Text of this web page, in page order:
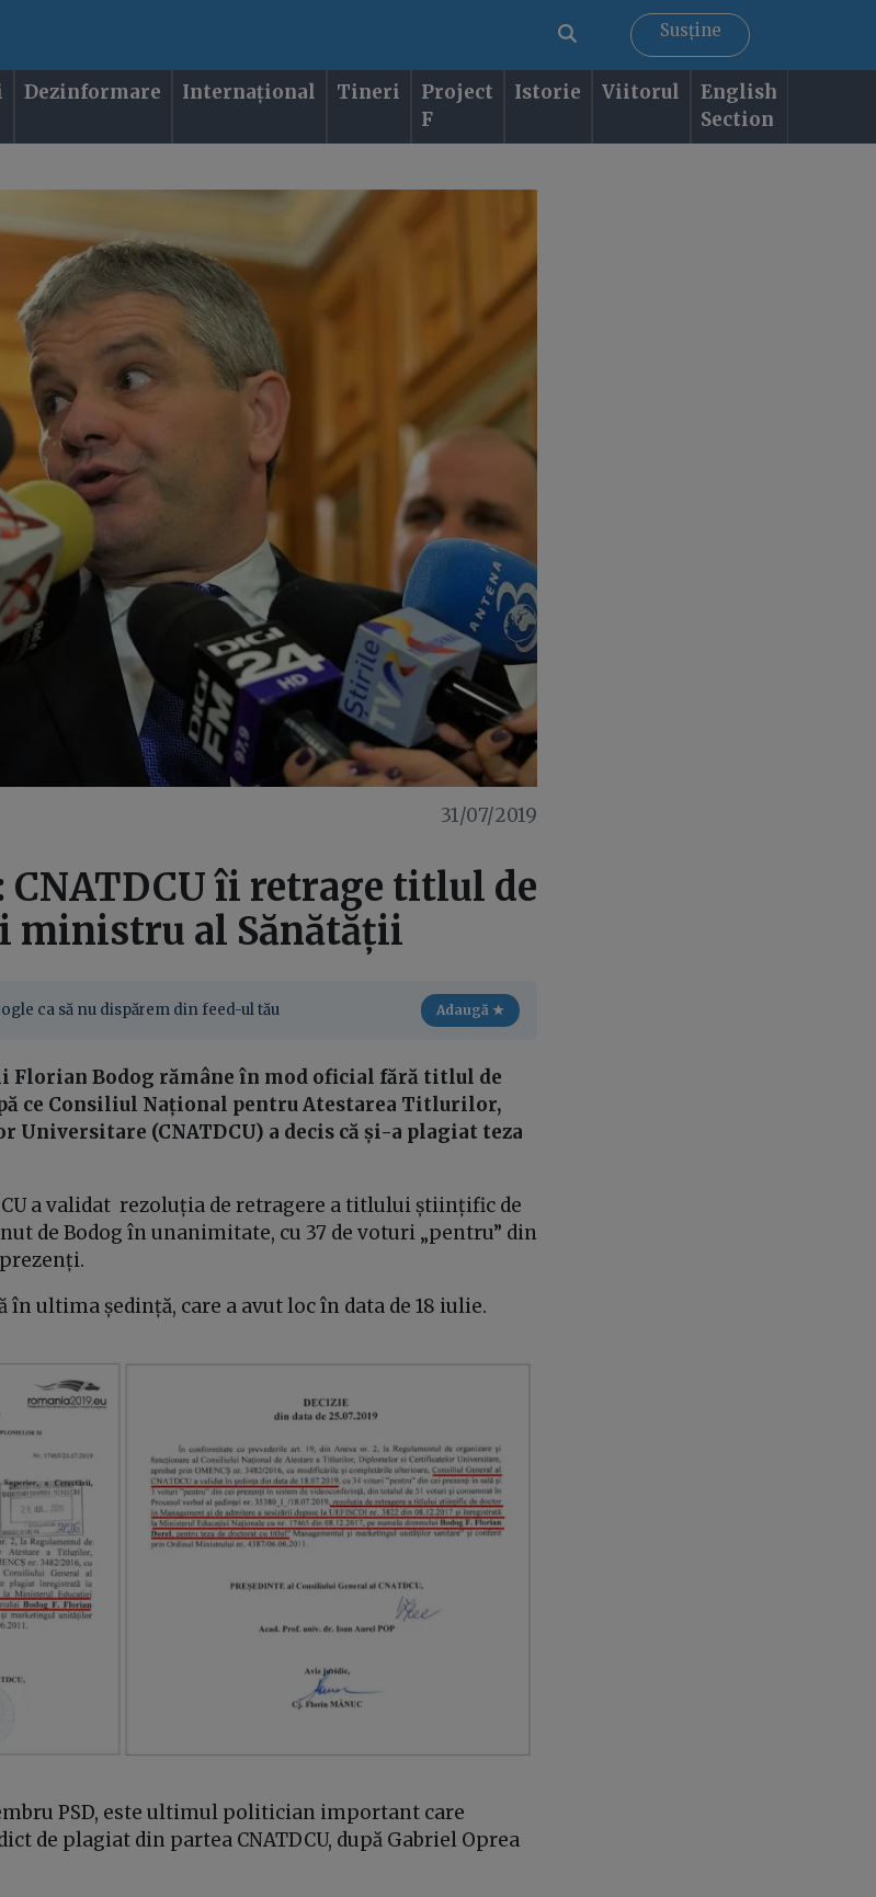
Susține
Dezinformare Internațional Tineri
Project
F
Istorie Viitorul
English
Section
31/07/2019
îi retrage titlul de
ministru al Sănătății
ca să nu dispărem din feed-ul tău Adaugă ★
Florian Bodog rămâne în mod oficial fără titlul de
ce Consiliul Național pentru Atestarea Titlurilor,
(CNATDCU) a decis că și-a plagiat teza
a validat rezoluția de retragere a titlului științific de
de Bodog în unanimitate, cu 37 de voturi „pentru” din
în ultima ședință, care a avut loc în data de 18 iulie.
PSD, este ultimul politician important care
de plagiat din partea CNATDCU, după Gabriel Oprea